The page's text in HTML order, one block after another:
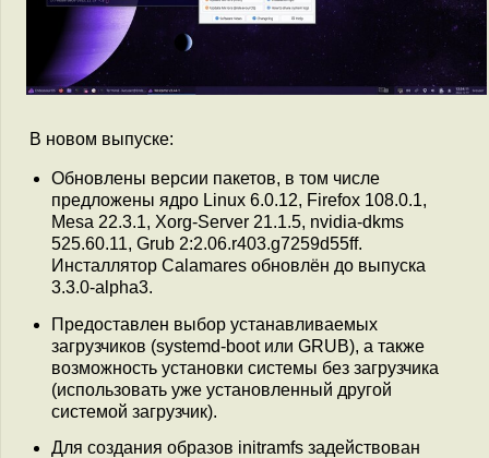
В новом выпуске:
Обновлены версии пакетов, в том числе
предложены ядро Linux 6.0.12, Firefox 108.0.1,
Mesa 22.3.1, Xorg-Server 21.1.5, nvidia-dkms
525.60.11, Grub 2:2.06.r403.g7259d55ff.
Инсталлятор Calamares обновлён до выпуска
3.3.0-alpha3.
Предоставлен выбор устанавливаемых
загрузчиков (systemd-boot или GRUB), а также
возможность установки системы без загрузчика
(использовать уже установленный другой
системой загрузчик).
Для создания образов initramfs задействован